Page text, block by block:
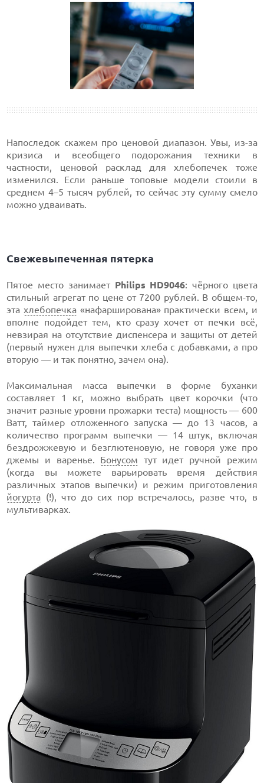
Напоследок скажем про ценовой диапазон. Увы, из-за
кризиса и всеобщего подорожания техники в
частности, ценовой расклад для хлебопечек тоже
изменился. Если раньше топовые модели стоили в
среднем 4–5 тысяч рублей, то сейчас эту сумму смело
можно удваивать.
Свежевыпеченная пятерка
Пятое место занимает Philips HD9046: чёрного цвета
стильный агрегат по цене от 7200 рублей. В общем-то,
эта хлебопечка«нафарширована» практически всем, и
вполне подойдет тем, кто сразу хочет от печки всё,
невзирая на отсутствие диспенсера и защиты от детей
(первый нужен для выпечки хлеба с добавками, а про
вторую — и так понятно, зачем она).
Максимальная масса выпечки в форме буханки
составляет 1 кг, можно выбрать цвет корочки (что
значит разные уровни прожарки теста) мощность — 600
Ватт, таймер отложенного запуска — до 13 часов, а
количество программ выпечки — 14 штук, включая
бездрожжевую и безглютеновую, не говоря уже про
джемы и варенье. Бонусом тут идет ручной режим
(когда вы можете варьировать время действия
различных этапов выпечки) и режим приготовления
йогурта (!), что до сих пор встречалось, разве что, в
мультиварках.